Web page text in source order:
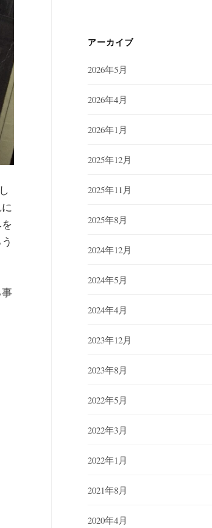
アーカイブ
2026年5月
2026年4月
2026年1月
2025年12月
2025年11月
2025年8月
2024年12月
2024年5月
2024年4月
2023年12月
2023年8月
2022年5月
2022年3月
2022年1月
2021年8月
2020年4月